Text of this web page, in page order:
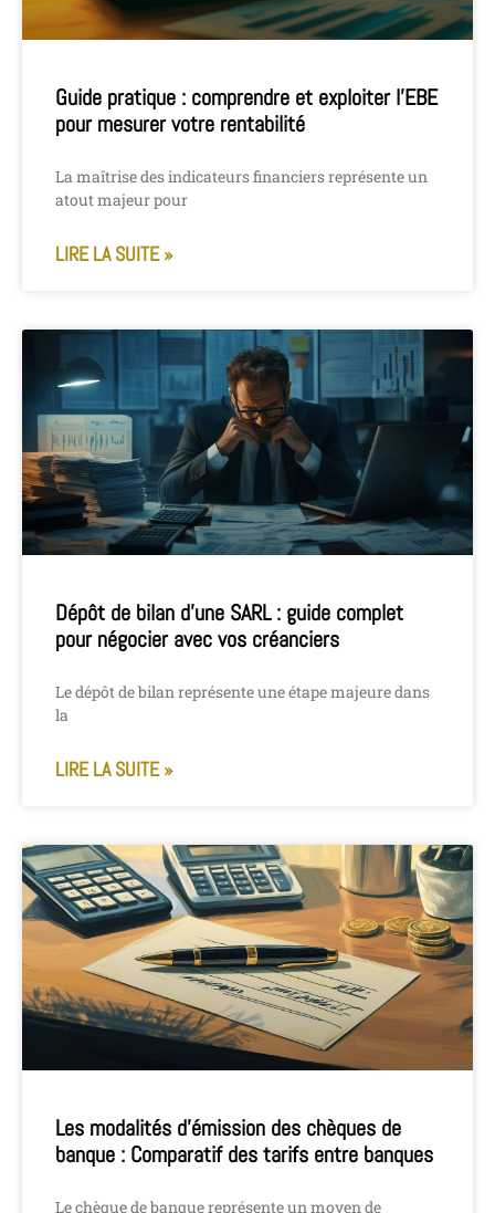
Guide pratique : comprendre et exploiter l’EBE
pour mesurer votre rentabilité
La maîtrise des indicateurs financiers représente un
atout majeur pour
LIRE LA SUITE »
Dépôt de bilan d’une SARL : guide complet
pour négocier avec vos créanciers
Le dépôt de bilan représente une étape majeure dans
la
LIRE LA SUITE »
Les modalités d’émission des chèques de
banque : Comparatif des tarifs entre banques
Le chèque de banque représente un moyen de